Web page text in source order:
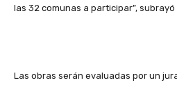
las 32 comunas a participar”, subrayó
Las obras serán evaluadas por un